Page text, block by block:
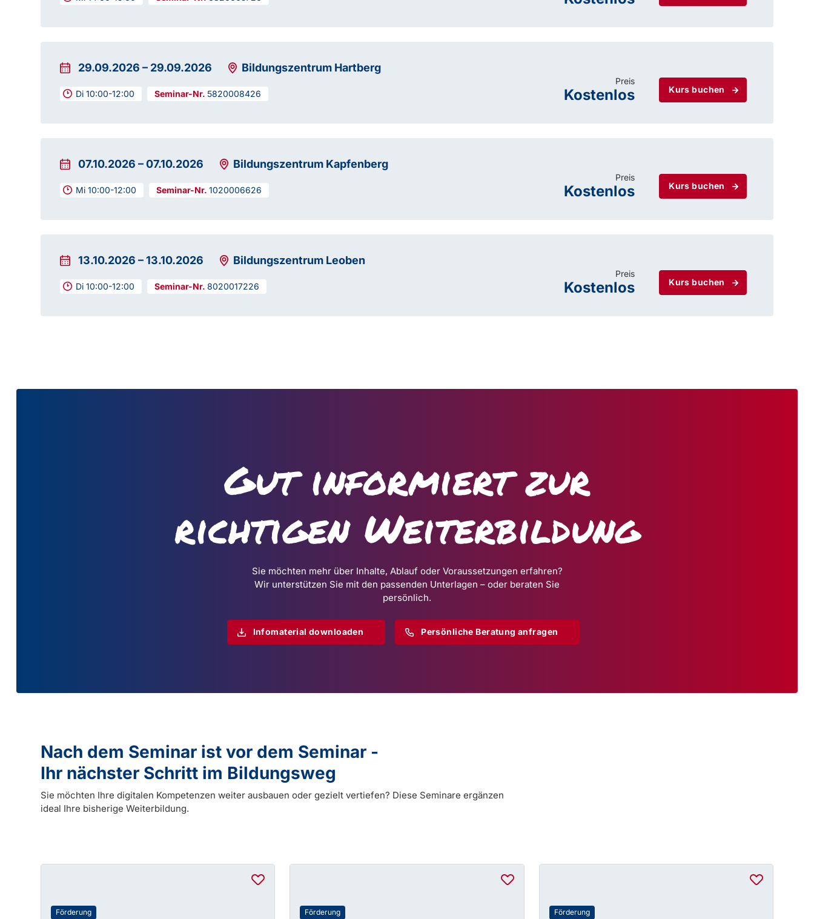
29.09.2026 – 29.09.2026 Bildungszentrum Hartberg
Di 10:00-12:00 5820008426 Kurs buchen
Preis
Kostenlos
07.10.2026 –07.10.2026 Bildungszentrum Kapfenberg
Mi 10:00-12:00 1020006626 Kurs buchen
Preis
Kostenlos
13.10.2026 –13.10.2026 Bildungszentrum Leoben
Di 10:00-12:00 8020017226 Kurs buchen
Preis
Kostenlos
Gut informiert zur
richtigen Weiterbildung
Sie möchten mehr über Inhalte, Ablauf oder Voraussetzungen erfahren?
Wir unterstützen Sie mit den passenden Unterlagen – oder beraten Sie
persönlich.
Infomaterial downloaden Persönliche Beratung anfragen
Nach dem Seminar ist vor dem Seminar -
Ihr nächster Schritt im Bildungsweg
Sie möchten Ihre digitalen Kompetenzen weiter ausbauen oder gezielt vertiefen? Diese Seminare ergänzen
ideal Ihre bisherige Weiterbildung.
Förderung Förderung Förderung